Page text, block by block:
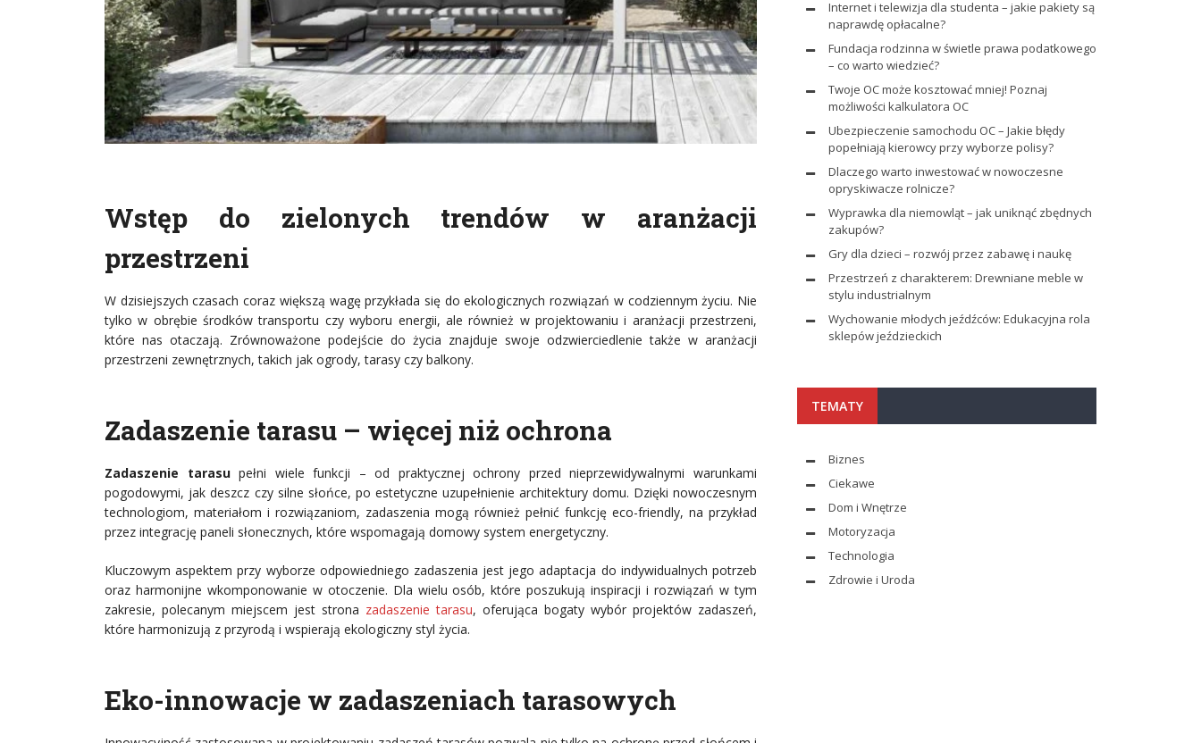
Wstęp do zielonych trendów w aranżacji
przestrzeni
W dzisiejszych czasach coraz większą wagę przykłada się do ekologicznych rozwiązań w codziennym życiu. Nie
tylko w obrębie środków transportu czy wyboru energii, ale również w projektowaniu i aranżacji przestrzeni,
które nas otaczają. Zrównoważone podejście do życia znajduje swoje odzwierciedlenie także w aranżacji
przestrzeni zewnętrznych, takich jak ogrody, tarasy czy balkony.
Zadaszenie tarasu – więcej niż ochrona
Zadaszenie tarasupełni wiele funkcji – od praktycznej ochrony przed nieprzewidywalnymi warunkami
pogodowymi, jak deszcz czy silne słońce, po estetyczne uzupełnienie architektury domu. Dzięki nowoczesnym
technologiom, materiałom i rozwiązaniom, zadaszenia mogą również pełnić funkcję eco-friendly, na przykład
przez integrację paneli słonecznych, które wspomagają domowy system energetyczny.
Kluczowym aspektem przy wyborze odpowiedniego zadaszenia jest jego adaptacja do indywidualnych potrzeb
oraz harmonijne wkomponowanie w otoczenie. Dla wielu osób, które poszukują inspiracji i rozwiązań w tym
zakresie, polecanym miejscem jest strona zadaszenie tarasu, oferująca bogaty wybór projektów zadaszeń,
które harmonizują z przyrodą i wspierają ekologiczny styl życia.
Eko-innowacje w zadaszeniach tarasowych
Internet i telewizja dla studenta – jakie pakiety są
naprawdę opłacalne?
Fundacja rodzinna w świetle prawa podatkowego
– co warto wiedzieć?
Twoje OC może kosztować mniej! Poznaj
możliwości kalkulatora OC
Ubezpieczenie samochodu OC – Jakie błędy
popełniają kierowcy przy wyborze polisy?
Dlaczego warto inwestować w nowoczesne
opryskiwacze rolnicze?
Wyprawka dla niemowląt – jak uniknąć zbędnych
zakupów?
Gry dla dzieci – rozwój przez zabawę i naukę
Przestrzeń z charakterem: Drewniane meble w
stylu industrialnym
Wychowanie młodych jeźdźców: Edukacyjna rola
sklepów jeździeckich
TEMATY
Biznes
Ciekawe
Dom i Wnętrze
Motoryzacja
Technologia
Zdrowie i Uroda